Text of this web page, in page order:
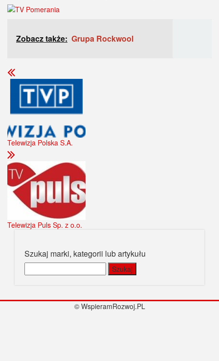
Zobacz także: Grupa Rockwool
Telewizja Polska S.A.
Telewizja Puls Sp. z o.o.
Szukaj marki, kategorii lub artykułu
© WspieramRozwoj.PL